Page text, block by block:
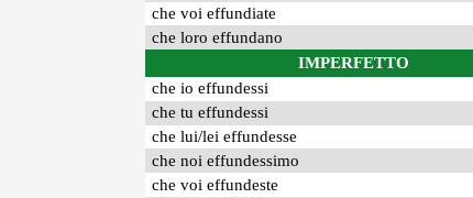
che voi effundiate
che loro effundano
IMPERFETTO
che io effundessi
che tu effundessi
che lui/lei effundesse
che noi effundessimo
che voi effundeste